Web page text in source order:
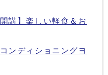
講】楽しい軽食＆お
ンディショニングヨ